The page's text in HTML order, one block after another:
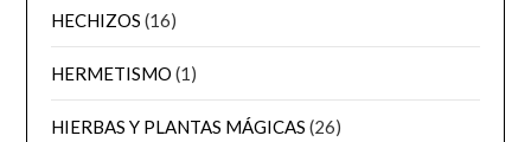
HECHIZOS (16)
HERMETISMO (1)
HIERBAS Y PLANTAS MÁGICAS (26)